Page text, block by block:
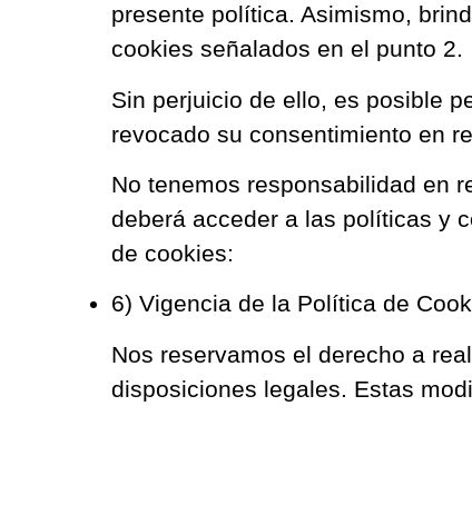
presente política. Asimismo,
cookies señalados en el punto 2.
Sin perjuicio de ello, es posible
revocado su consentimiento en
No tenemos responsabilidad en
deberá acceder a las políticas y
de cookies:
6) Vigencia de la Política de
Nos reservamos el derecho a
disposiciones legales. Estas